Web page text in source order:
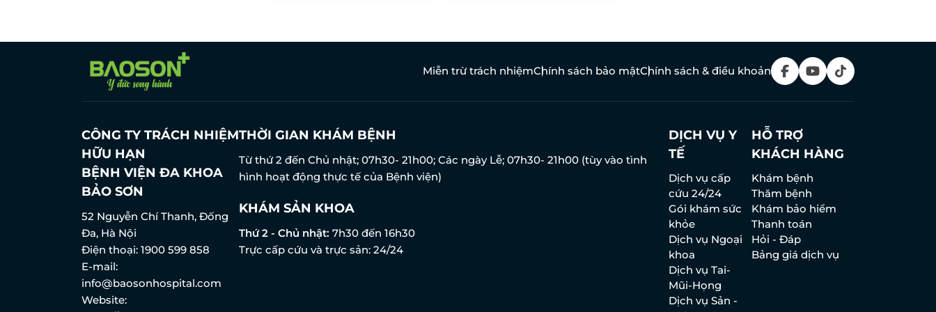
Miễn trừ trách nhiệmChính sách bảo mậtChính sách & điều khoản
CÔNG TY TRÁCH NHIỆM
HỮU HẠN
BỆNH VIỆN ĐA KHOA
BẢO SƠN
52 Nguyễn Chí Thanh, Đống
Đa, Hà Nội
Điện thoại: 1900 599 858
E-mail:
info@baosonhospital.com
Website:
THỜI GIAN KHÁM BỆNH
Từ thứ 2 đến Chủ nhật; 07h30- 21h00; Các ngày Lễ; 07h30- 21h00 (tùy vào tình
hình hoạt động thực tế của Bệnh viện)
KHÁM SẢN KHOA
Thứ 2 - Chủ nhật: 7h30 đến 16h30
Trực cấp cứu và trực sản: 24/24
DỊCH VỤ Y
TẾ
Dịch vụ cấp
cứu 24/24
Gói khám sức
khỏe
Dịch vụ Ngoại
khoa
Dịch vụ Tai-
Mũi-Họng
Dịch vụ Sản -
HỖ TRỢ
KHÁCH HÀNG
Khám bệnh
Thăm bệnh
Khám bảo hiểm
Thanh toán
Hỏi - Đáp
Bảng giá dịch vụ